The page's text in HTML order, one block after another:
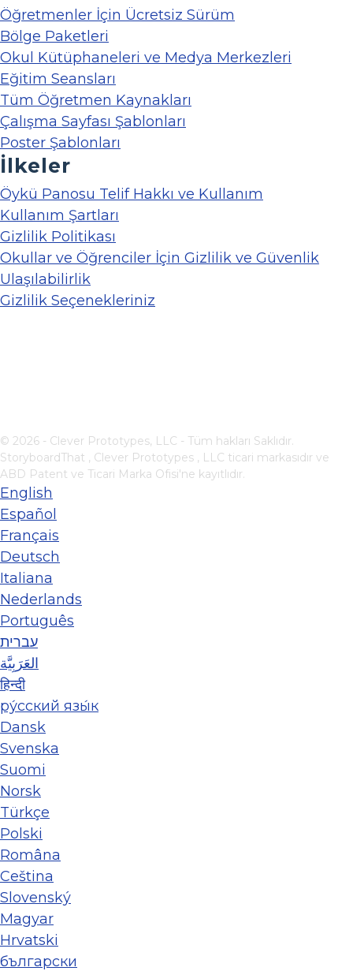
Öğretmenler İçin Ücretsiz Sürüm
Bölge Paketleri
Okul Kütüphaneleri ve Medya Merkezleri
Eğitim Seansları
Tüm Öğretmen Kaynakları
Çalışma Sayfası Şablonları
Poster Şablonları
İlkeler
Öykü Panosu Telif Hakkı ve Kullanım
Kullanım Şartları
Gizlilik Politikası
Okullar ve Öğrenciler İçin Gizlilik ve Güvenlik
Ulaşılabilirlik
Gizlilik Seçenekleriniz
© 2026 - Clever Prototypes, LLC - Tüm hakları Saklıdır.
StoryboardThat , Clever Prototypes , LLC ticari markasıdır ve
ABD Patent ve Ticari Marka Ofisi'ne kayıtlıdır.
English
Español
Français
Deutsch
Italiana
Nederlands
Português
עברית
العَرَبِيَّة
हिन्दी
ру́сский язы́к
Dansk
Svenska
Suomi
Norsk
Türkçe
Polski
Româna
Ceština
Slovenský
Magyar
Hrvatski
български